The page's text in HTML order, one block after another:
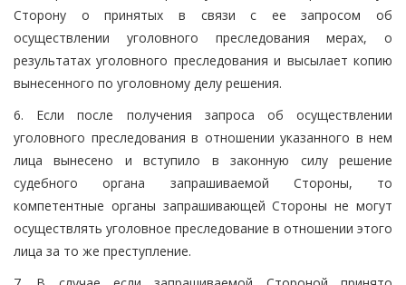
Сторону о принятых в связи с ее запросом об
осуществлении уголовного преследования мерах, о
результатах уголовного преследования и высылает копию
вынесенного по уголовному делу решения.
6. Если после получения запроса об осуществлении
уголовного преследования в отношении указанного в нем
лица вынесено и вступило в законную силу решение
судебного органа запрашиваемой Стороны, то
компетентные органы запрашивающей Стороны не могут
осуществлять уголовное преследование в отношении этого
лица за то же преступление.